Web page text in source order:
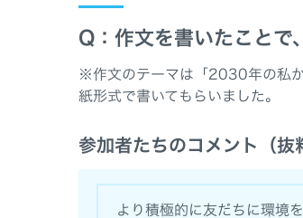
Q：作文を書いたことで
※作文のテーマは「2030年の私
紙形式で書いてもらいました。
参加者たちのコメント（抜
より積極的に友だちに環境